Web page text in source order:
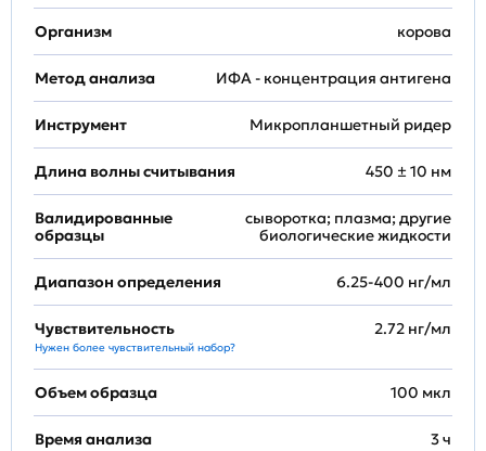
Организм корова
Метод анализа ИФА - концентрация антигена
Инструмент Микропланшетный ридер
Длина волны считывания 450 ± 10 нм
Валидированные
образцы
сыворотка; плазма; другие
биологические жидкости
Диапазон определения 6.25-400 нг/мл
Чувствительность
Нужен более чувствительный набор?
2.72 нг/мл
Объем образца 100 мкл
Время анализа 3 ч